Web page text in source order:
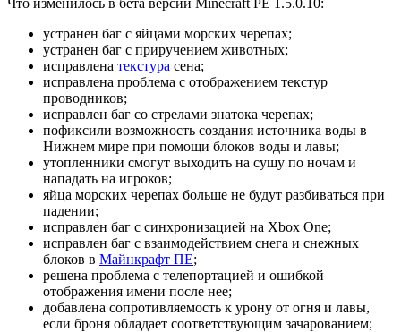
Что изменилось в бета версии Minecraft PE 1.5.0.10:
устранен баг с яйцами морских черепах;
устранен баг с приручением животных;
исправлена текстура сена;
исправлена проблема с отображением текстур
проводников;
исправлен баг со стрелами знатока черепах;
пофиксили возможность создания источника воды в
Нижнем мире при помощи блоков воды и лавы;
утопленники смогут выходить на сушу по ночам и
нападать на игроков;
яйца морских черепах больше не будут разбиваться при
падении;
исправлен баг с синхронизацией на Xbox One;
исправлен баг с взаимодействием снега и снежных
блоков в Майнкрафт ПЕ;
решена проблема с телепортацией и ошибкой
отображения имени после нее;
добавлена сопротивляемость к урону от огня и лавы,
если броня обладает соответствующим зачарованием;